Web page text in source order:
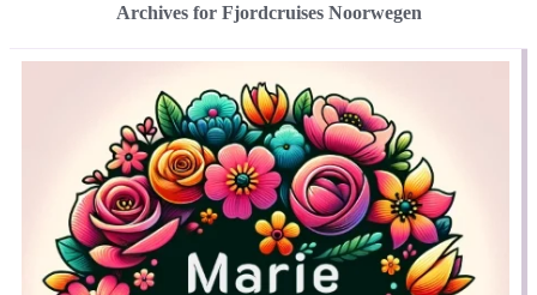
Archives for Fjordcruises Noorwegen